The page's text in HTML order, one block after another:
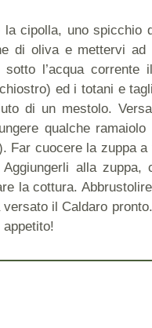
cipolla, uno spicchio
di oliva e mettervi
sotto l’acqua
ed i totani e
di un mestolo.
qualche
Far cuocere la zuppa
alla
la cottura.
il Caldaro